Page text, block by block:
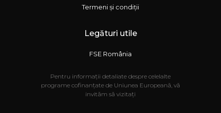
Termeni și condiții
Legături utile
FSE România
Pentru informații detaliate despre celelalte
programe cofinanțate de Uniunea Europeană, vă
invităm să vizitați